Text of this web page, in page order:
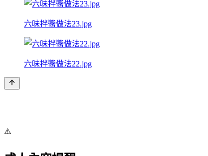
六味拌醬做法23.jpg
六味拌醬做法22.jpg
⚠️